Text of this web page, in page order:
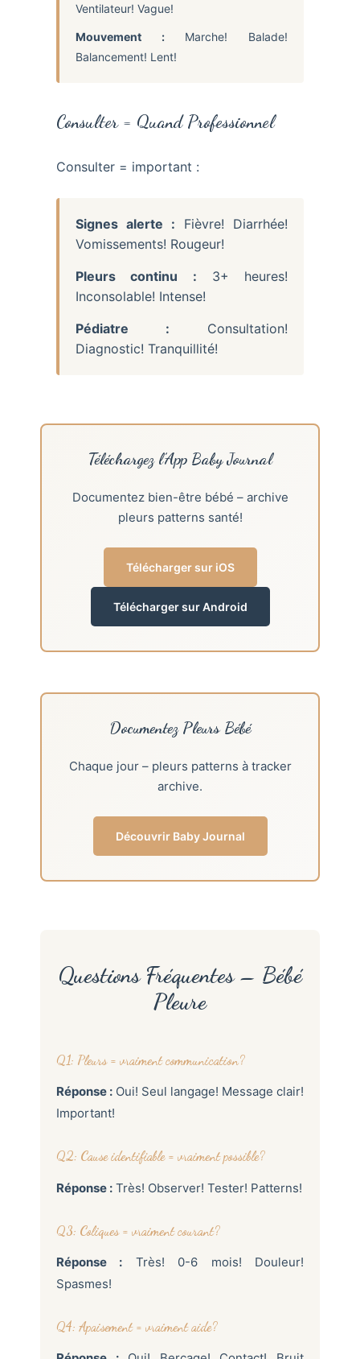
Ventilateur! Vague!
Mouvement :Marche! Balade!
Balancement! Lent!
Consulter = Quand Professionnel
Consulter = important :
Signes alerte : Fièvre! Diarrhée!
Vomissements! Rougeur!
Pleurs continu : 3+ heures!
Inconsolable! Intense!
Pédiatre : Consultation!
Diagnostic! Tranquillité!
Téléchargez l’App Baby Journal
Documentez bien-être bébé – archive
pleurs patterns santé!
Télécharger sur iOS
Télécharger sur Android
Documentez Pleurs Bébé
Chaque jour – pleurs patterns à tracker
archive.
Découvrir Baby Journal
Questions Fréquentes – Bébé
Pleure
Q1: Pleurs = vraiment communication?
Réponse : Oui! Seul langage! Message clair!
Important!
Q2: Cause identifiable = vraiment possible?
Réponse : Très! Observer! Tester! Patterns!
Q3: Coliques = vraiment courant?
Réponse : Très! 0-6 mois! Douleur!
Spasmes!
Q4: Apaisement = vraiment aide?